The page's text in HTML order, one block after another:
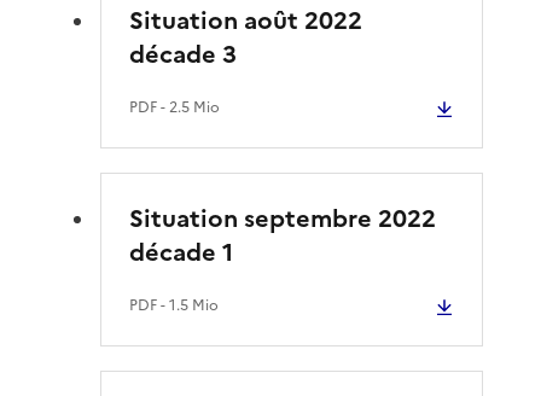
Situation août 2022
décade 3
PDF- 2.5 Mio
Situation septembre 2022
décade 1
PDF- 1.5 Mio